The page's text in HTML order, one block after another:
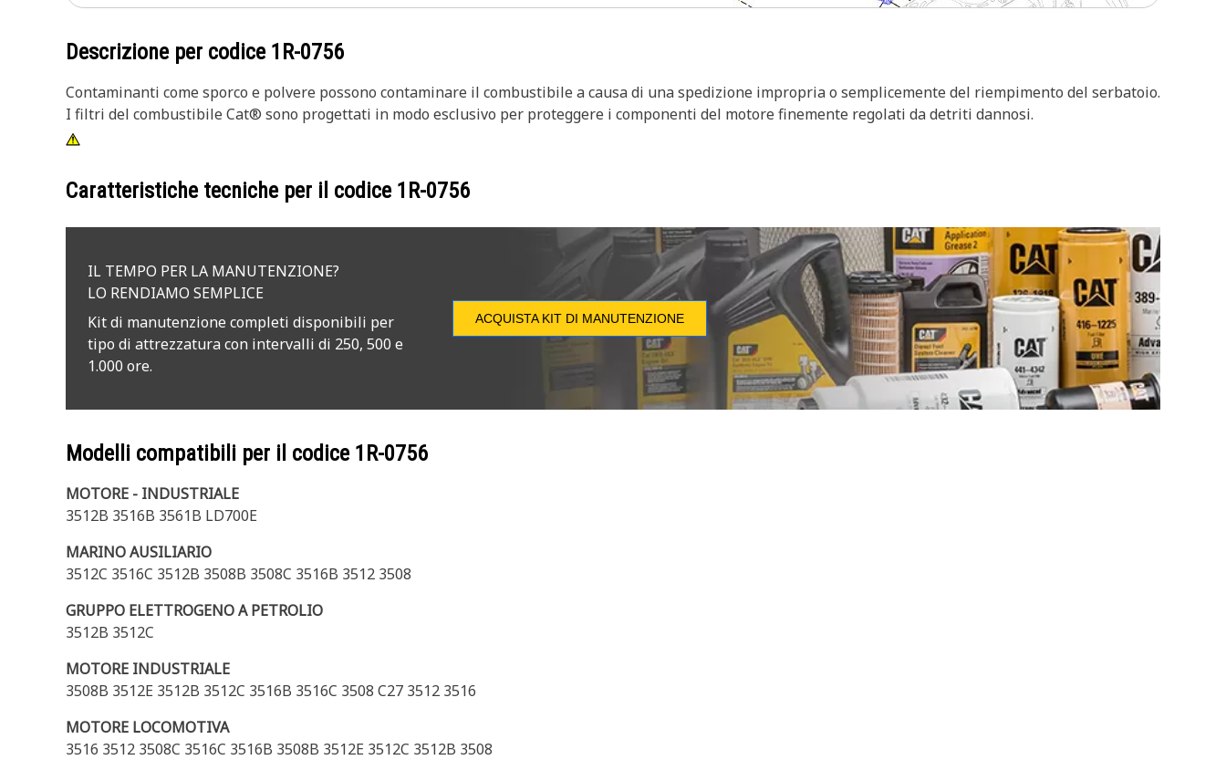
Descrizione per codice 1R-0756
Contaminanti come sporco e polvere possono contaminare il combustibile a causa di una spedizione impropria o semplicemente del riempimento del serbatoio.
I filtri del combustibile Cat® sono progettati in modo esclusivo per proteggere i componenti del motore finemente regolati da detriti dannosi.
Caratteristiche tecniche per il codice 1R-0756
IL TEMPO PER LA MANUTENZIONE?
LO RENDIAMO SEMPLICE
Kit di manutenzione completi disponibili per
tipo di attrezzatura con intervalli di 250, 500 e
1.000 ore.
ACQUISTA KIT DI MANUTENZIONE
Modelli compatibili per il codice 1R-0756
MOTORE - INDUSTRIALE
3512B 3516B 3561B LD700E
MARINO AUSILIARIO
3512C 3516C 3512B 3508B 3508C 3516B 3512 3508
GRUPPO ELETTROGENO A PETROLIO
3512B 3512C
MOTORE INDUSTRIALE
3508B 3512E 3512B 3512C 3516B 3516C 3508 C27 3512 3516
MOTORE LOCOMOTIVA
3516 3512 3508C 3516C 3516B 3508B 3512E 3512C 3512B 3508